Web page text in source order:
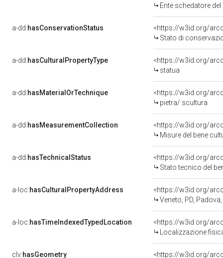
Ente schedatore
a-dd:hasConservationStatus
<https://w3id.org/
Stato di
a-dd:hasCulturalPropertyType
<https://w3id.org/
statua
a-dd:hasMaterialOrTechnique
<https://w3id.org/
pietra/ scultura
a-dd:hasMeasurementCollection
<https://w3id.org/
Misure del bene
a-dd:hasTechnicalStatus
<https://w3id.org/
Stato tecnico del
a-loc:hasCulturalPropertyAddress
<https://w3id.org/
Veneto, PD,
a-loc:hasTimeIndexedTypedLocation
<https://w3id.org/
Localizzazione
clv:hasGeometry
<https://w3id.org/